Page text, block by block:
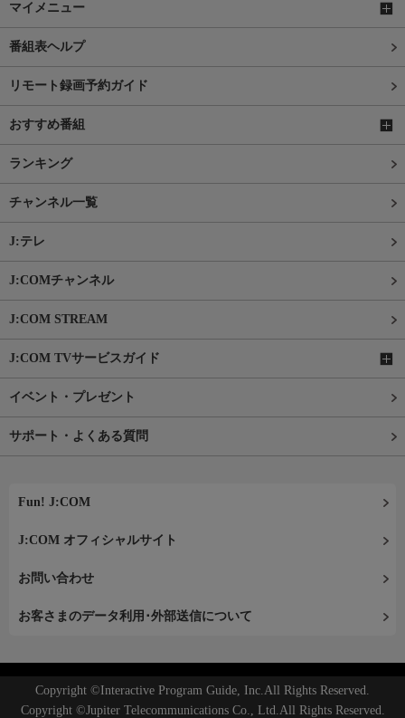
マイメニュー
番組表ヘルプ
リモート録画予約ガイド
おすすめ番組
ランキング
チャンネル一覧
J:テレ
J:COMチャンネル
J:COM STREAM
J:COM TVサービスガイド
イベント・プレゼント
サポート・よくある質問
Fun! J:COM
J:COM オフィシャルサイト
お問い合わせ
お客さまのデータ利用･外部送信について
Copyright ©Interactive Program Guide, Inc.All Rights Reserved.
Copyright ©Jupiter Telecommunications Co., Ltd.All Rights Reserved.